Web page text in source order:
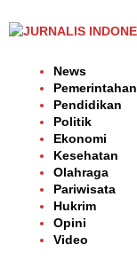
ke
News
Pemerintahan
Pendidikan
Politik
Ekonomi
Kesehatan
Olahraga
Pariwisata
Hukrim
Opini
Video